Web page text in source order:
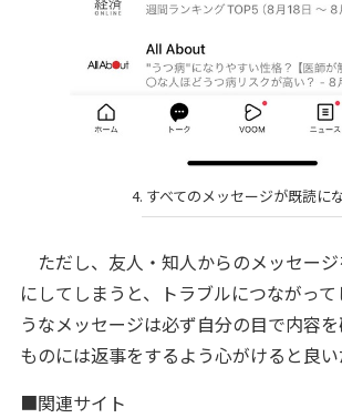
4. すべてのメッセージが既読に
ただし、友人・知人からのメッセー
にしてしまうと、トラブルにつながっ
うなメッセージは必ず自分の目で内容
ものには返事をするよう心がけると良い
■関連サイト